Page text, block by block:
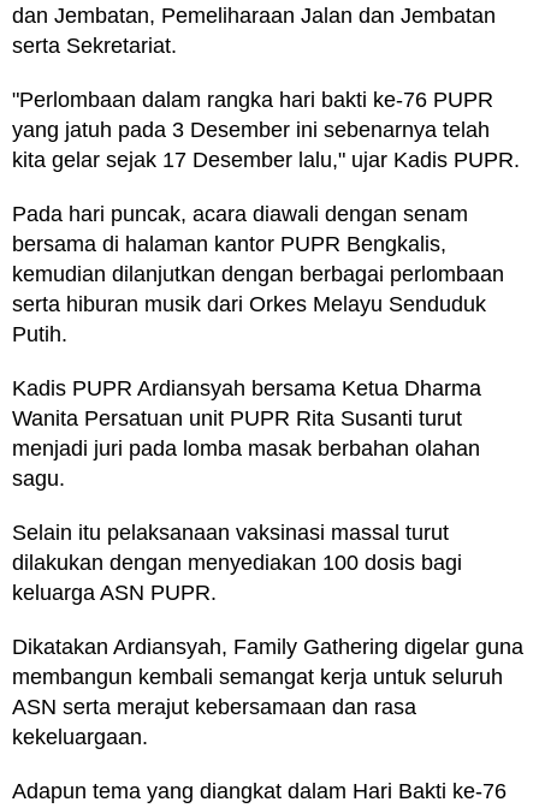
dan Jembatan, Pemeliharaan Jalan dan Jembatan
serta Sekretariat.
"Perlombaan dalam rangka hari bakti ke-76 PUPR
yang jatuh pada 3 Desember ini sebenarnya telah
kita gelar sejak 17 Desember lalu," ujar Kadis PUPR.
Pada hari puncak, acara diawali dengan senam
bersama di halaman kantor PUPR Bengkalis,
kemudian dilanjutkan dengan berbagai perlombaan
serta hiburan musik dari Orkes Melayu Senduduk
Putih.
Kadis PUPR Ardiansyah bersama Ketua Dharma
Wanita Persatuan unit PUPR Rita Susanti turut
menjadi juri pada lomba masak berbahan olahan
sagu.
Selain itu pelaksanaan vaksinasi massal turut
dilakukan dengan menyediakan 100 dosis bagi
keluarga ASN PUPR.
Dikatakan Ardiansyah, Family Gathering digelar guna
membangun kembali semangat kerja untuk seluruh
ASN serta merajut kebersamaan dan rasa
kekeluargaan.
Adapun tema yang diangkat dalam Hari Bakti ke-76